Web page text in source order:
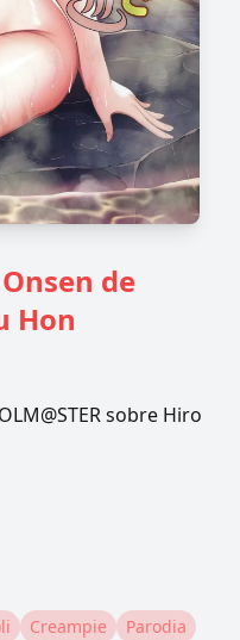
de
Hon
sobre Hiro
Creampie
Parodia